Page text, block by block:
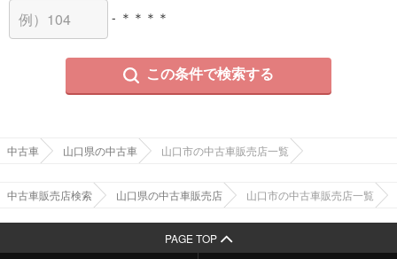
- ＊＊＊＊
この条件で検索する
中古車 山口県の中古車 山口市の中古車販売店一覧
中古車販売店検索 山口県の中古車販売店 山口市の中古車販売店一覧
PAGE TOP